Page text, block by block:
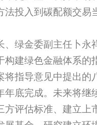
法投入到碳配额交易
、绿金委副主任卜永
构建绿色金融体系的
将指导意见中提出的
年底完成。未来将继
方评估标准、建立上